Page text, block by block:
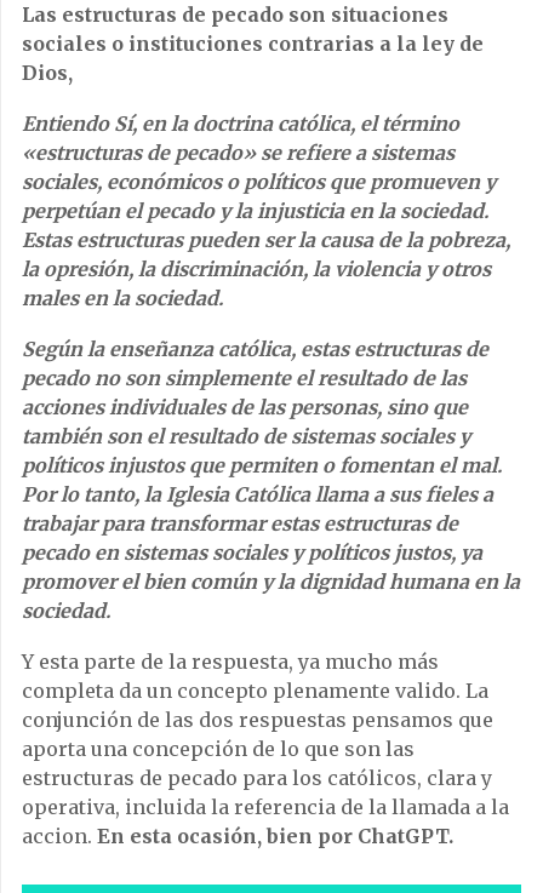
Las estructuras de pecado son situaciones
sociales o instituciones contrarias a la ley de
Dios,
Entiendo Sí, en la doctrina católica, el término
«estructuras de pecado» se refiere a sistemas
sociales, económicos o políticos que promueven y
perpetúan el pecado y la injusticia en la sociedad.
Estas estructuras pueden ser la causa de la pobreza,
la opresión, la discriminación, la violencia y otros
males en la sociedad.
Según la enseñanza católica, estas estructuras de
pecado no son simplemente el resultado de las
acciones individuales de las personas, sino que
también son el resultado de sistemas sociales y
políticos injustos que permiten o fomentan el mal.
Por lo tanto, la Iglesia Católica llama a sus fieles a
trabajar para transformar estas estructuras de
pecado en sistemas sociales y políticos justos, ya
promover el bien común y la dignidad humana en la
sociedad.
Y esta parte de la respuesta, ya mucho más
completa da un concepto plenamente valido. La
conjunción de las dos respuestas pensamos que
aporta una concepción de lo que son las
estructuras de pecado para los católicos, clara y
operativa, incluida la referencia de la llamada a la
accion. En esta ocasión, bien por ChatGPT.